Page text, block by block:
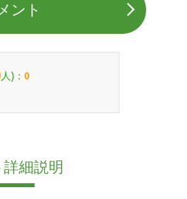
ント
人)： 0
詳細説明